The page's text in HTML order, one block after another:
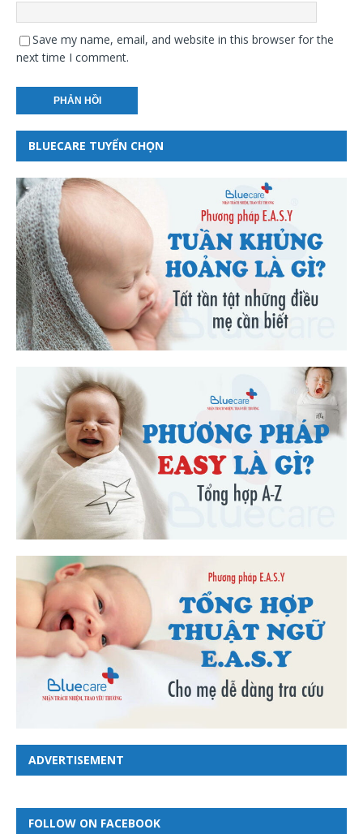
Save my name, email, and website in this browser for the
next time I comment.
BLUECARE TUYỂN CHỌN
ADVERTISEMENT
FOLLOW ON FACEBOOK